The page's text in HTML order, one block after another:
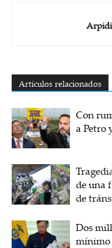
Artículos relacionados
Con
a Petro
de una
de
Dos
mínimo